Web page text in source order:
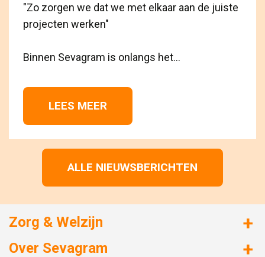
"Zo zorgen we dat we met elkaar aan de juiste
projecten werken"
Binnen Sevagram is onlangs het...
LEES MEER
ALLE NIEUWSBERICHTEN
Zorg & Welzijn
Huizen met zorg
Over Sevagram